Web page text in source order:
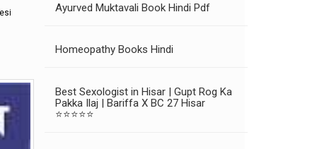
Ayurved Muktavali Book Hindi Pdf
Homeopathy Books Hindi
Best Sexologist in Hisar | Gupt Rog Ka
Pakka Ilaj | Bariffa X BC 27 Hisar
⭐⭐⭐⭐⭐